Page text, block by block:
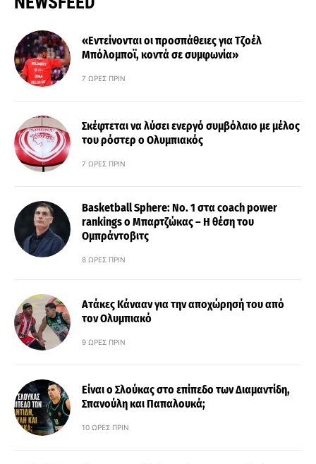
«Εντείνονται οι προσπάθειες για Τζοέλ
Μπόλομποϊ, κοντά σε συμφωνία»
7 ΏΡΕΣ ΠΡΙΝ
Σκέφτεται να λύσει ενεργό συμβόλαιο με μέλος
του ρόστερ ο Ολυμπιακός
7 ΏΡΕΣ ΠΡΙΝ
Basketball Sphere: No. 1 στα coach power
rankings ο Μπαρτζώκας – Η θέση του
Ομπράντοβιτς
8 ΏΡΕΣ ΠΡΙΝ
Ατάκες Κάνααν για την αποχώρησή του από
τον Ολυμπιακό
9 ΏΡΕΣ ΠΡΙΝ
Είναι ο Σλούκας στο επίπεδο των Διαμαντίδη,
Σπανούλη και Παπαλουκά;
10 ΏΡΕΣ ΠΡΙΝ